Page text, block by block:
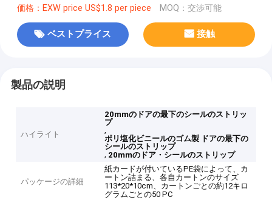
価格：EXW price US$1.8 per piece MOQ：交渉可能
ベストプライス 接触
製品の説明
ハイライト
20mmのドアの最下のシールのストリッ
プ
,
ポリ塩化ビニールのゴム製 ドアの最下の
シールのストリップ
, 20mmのドア・シールのストリップ
パッケージの詳細
紙カードが付いているPE袋によって、カ
ートン詰まる、各自カートンのサイズ
113*20*10cm、カートンごとの約12キロ
グラムごとの50 PC